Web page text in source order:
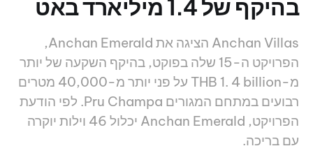
בהיקף של 1.4 מיליארד באט
Anchan Villas הציגה את Anchan Emerald,
הפרויקט ה-15 שלה בפוקט, בהיקף השקעה של יותר
מ-THB 1. 4 billion על פני יותר מ-40,000 מטרים
רבועים במתחם המגורים Pru Champa. לפי הודעת
הפרויקט, Anchan Emerald יכלול 46 וילות יוקרה
עם בריכה.